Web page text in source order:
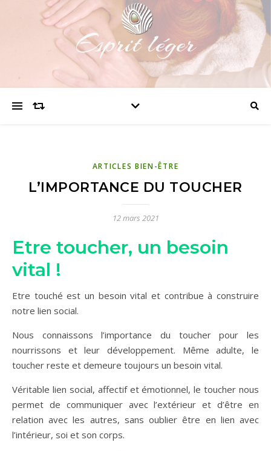
Esprit léger
ARTICLES BIEN-ÊTRE
L’IMPORTANCE DU TOUCHER
12 mars 2021
Etre toucher, un besoin
vital !
Etre touché est un besoin vital et contribue à construire
notre lien social.
Nous connaissons l’importance du toucher pour les
nourrissons et leur développement. Même adulte, le
toucher reste et demeure toujours un besoin vital.
Véritable lien social, affectif et émotionnel, le toucher nous
permet de communiquer avec l’extérieur et d’être en
relation avec les autres, sans oublier être en lien avec
l’intérieur, soi et son corps.